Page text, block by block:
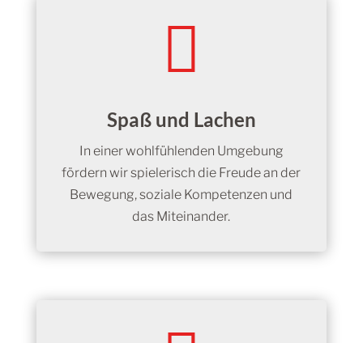

Spaß und Lachen
In einer wohlfühlenden Umgebung
fördern wir spielerisch die Freude an der
Bewegung, soziale Kompetenzen und
das Miteinander.